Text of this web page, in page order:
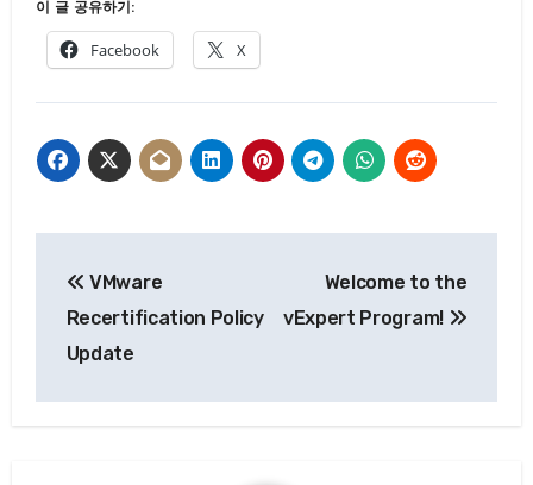
이 글 공유하기:
Facebook X
탐
색
VMware
Recertification Policy
Update
Welcome to the
vExpert Program!